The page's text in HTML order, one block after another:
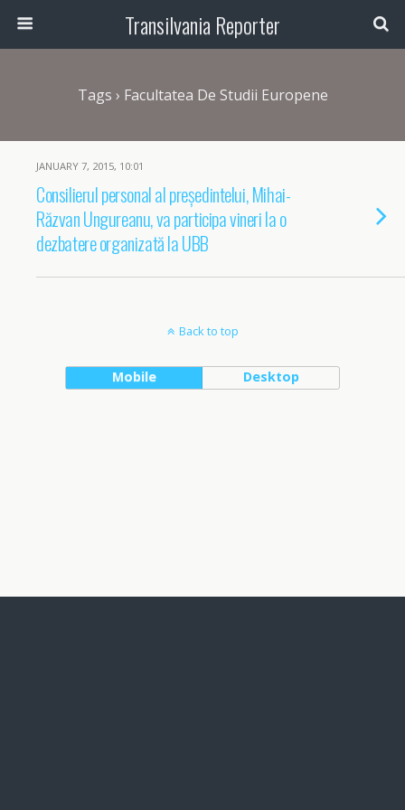
Transilvania Reporter
Tags › Facultatea De Studii Europene
JANUARY 7, 2015, 10:01
Consilierul personal al președintelui, Mihai-
Răzvan Ungureanu, va participa vineri la o
dezbatere organizată la UBB
Back to top
Mobile Desktop